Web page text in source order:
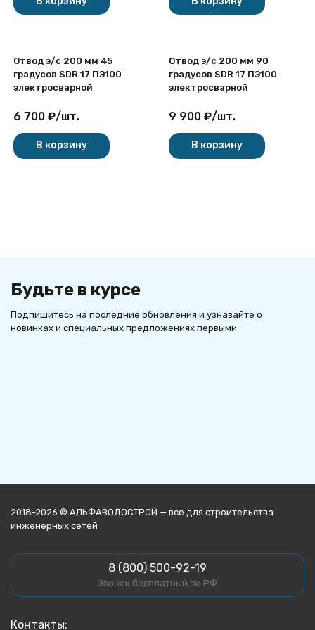
Отвод э/с 200 мм 45
градусов SDR 17 ПЭ100
электросварной
6 700 ₽/шт.
В корзину
Отвод э/с 200 мм 90
градусов SDR 17 ПЭ100
электросварной
9 900 ₽/шт.
В корзину
Будьте в курсе
Подпишитесь на последние обновления и узнавайте о
новинках и специальных предложениях первыми
2018-2026 © АЛЬФАВОДОСТРОЙ — все для строительства
инженерных сетей
8 (800) 500-92-19
Звонок бесплатный по РФ
Контакты: